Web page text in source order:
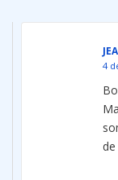
4
de